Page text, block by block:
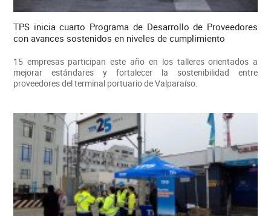
TPS inicia cuarto Programa de Desarrollo de Proveedores
con avances sostenidos en niveles de cumplimiento
15 empresas participan este año en los talleres orientados a
mejorar estándares y fortalecer la sostenibilidad entre
proveedores del terminal portuario de Valparaíso.